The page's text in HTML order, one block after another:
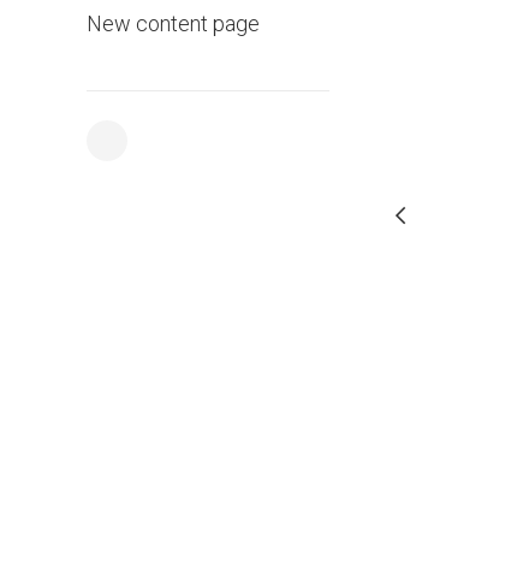
New content page